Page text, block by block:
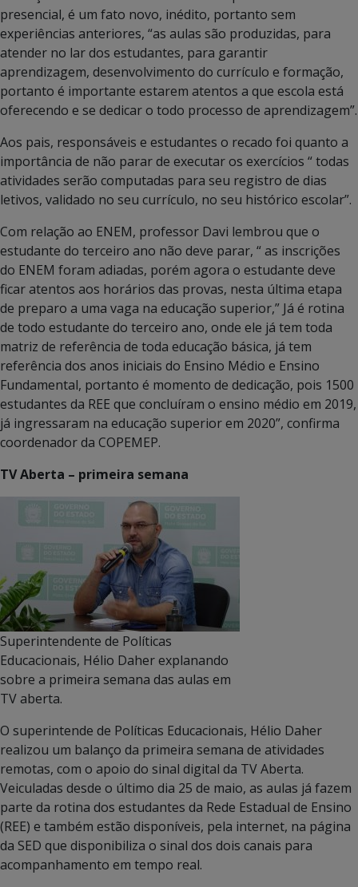
presencial, é um fato novo, inédito, portanto sem
experiências anteriores, “as aulas são produzidas, para
atender no lar dos estudantes, para garantir
aprendizagem, desenvolvimento do currículo e formação,
portanto é importante estarem atentos a que escola está
oferecendo e se dedicar o todo processo de aprendizagem”.
Aos pais, responsáveis e estudantes o recado foi quanto a
importância de não parar de executar os exercícios “ todas
atividades serão computadas para seu registro de dias
letivos, validado no seu currículo, no seu histórico escolar”.
Com relação ao ENEM, professor Davi lembrou que o
estudante do terceiro ano não deve parar, “ as inscrições
do ENEM foram adiadas, porém agora o estudante deve
ficar atentos aos horários das provas, nesta última etapa
de preparo a uma vaga na educação superior,” Já é rotina
de todo estudante do terceiro ano, onde ele já tem toda
matriz de referência de toda educação básica, já tem
referência dos anos iniciais do Ensino Médio e Ensino
Fundamental, portanto é momento de dedicação, pois 1500
estudantes da REE que concluíram o ensino médio em 2019,
já ingressaram na educação superior em 2020”, confirma
coordenador da COPEMEP.
TV Aberta – primeira semana
Superintendente de Políticas
Educacionais, Hélio Daher explanando
sobre a primeira semana das aulas em
TV aberta.
O superintende de Políticas Educacionais, Hélio Daher
realizou um balanço da primeira semana de atividades
remotas, com o apoio do sinal digital da TV Aberta.
Veiculadas desde o último dia 25 de maio, as aulas já fazem
parte da rotina dos estudantes da Rede Estadual de Ensino
(REE) e também estão disponíveis, pela internet, na página
da SED que disponibiliza o sinal dos dois canais para
acompanhamento em tempo real.